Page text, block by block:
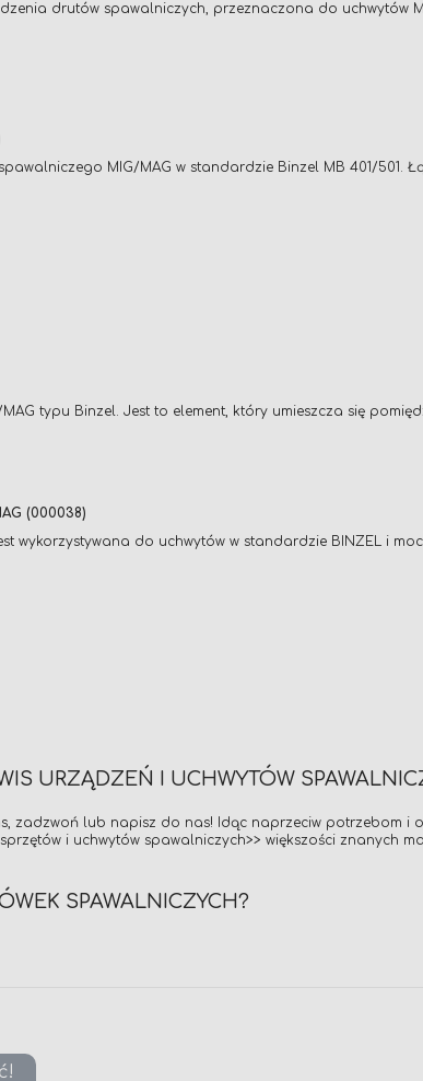
drutów spawalniczych, przeznaczona do uchwytów
MIG/MAG w standardzie Binzel MB 401/501.
typu Binzel. Jest to element, który umieszcza się
(000038)
do uchwytów w standardzie BINZEL i
URZĄDZEŃ I UCHWYTÓW
zadzwoń lub napisz do nas! Idąc naprzeciw potrzebom i
sprzętów i uchwytów spawalniczych>> większości znanych
SPAWALNICZYCH?